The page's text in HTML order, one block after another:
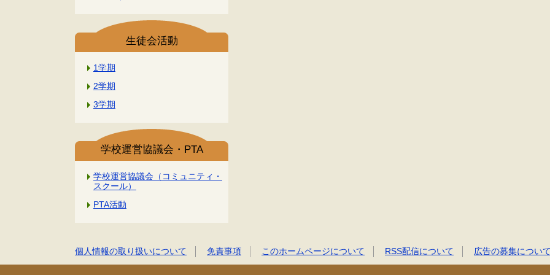
生徒会活動
1学期
2学期
3学期
学校運営協議会・PTA
学校運営協議会（コミュニティ・
スクール）
PTA活動
個人情報の取り扱いについて 免責事項 このホームページについて RSS配信について 広告の募集につい